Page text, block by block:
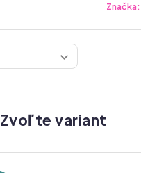
Značka:
Zvoľte variant